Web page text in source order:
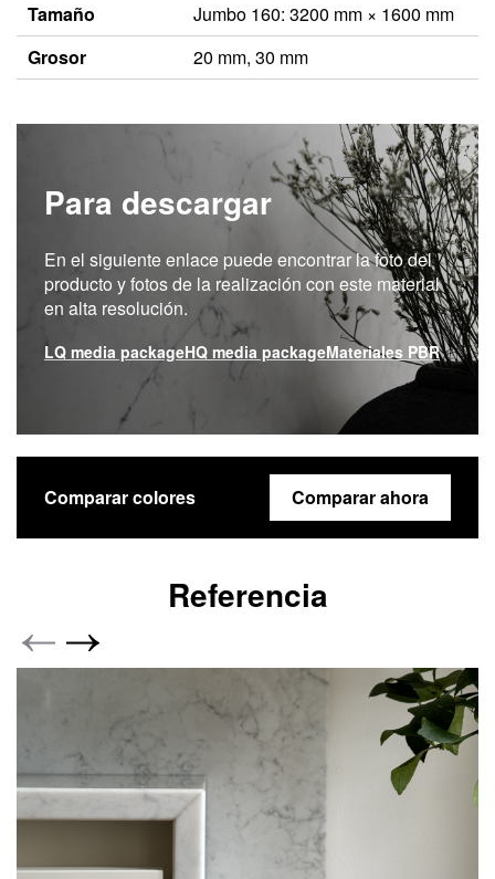
Tamaño
Jumbo 160: 3200 mm × 1600 mm
Grosor
20 mm, 30 mm
Para descargar
En el siguiente enlace puede encontrar la foto del
producto y fotos de la realización con este material
en alta resolución.
LQ media packageHQ media packageMateriales PBR
Comparar colores Comparar ahora
Referencia